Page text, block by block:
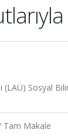
(LAÜ) Sosyal
Tam Makale